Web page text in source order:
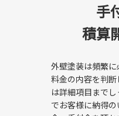
【横浜市港北区
池田興商が「横
2026/03/23
手
積算
外壁塗装は頻繁
料金の内容を判
は詳細項目まで
でお客様に納得